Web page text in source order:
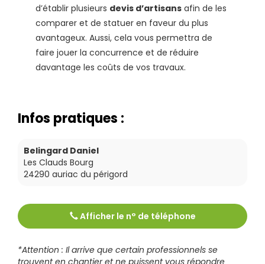
d’établir plusieurs devis d’artisans afin de les
comparer et de statuer en faveur du plus
avantageux. Aussi, cela vous permettra de
faire jouer la concurrence et de réduire
davantage les coûts de vos travaux.
Infos pratiques :
Belingard Daniel
Les Clauds Bourg
24290 auriac du périgord
Afficher le n° de téléphone
0553513407
*Attention : Il arrive que certain professionnels se
trouvent en chantier et ne puissent vous répondre